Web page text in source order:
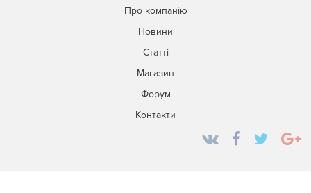
Про компанію
Новини
Статті
Магазин
Форум
Контакти